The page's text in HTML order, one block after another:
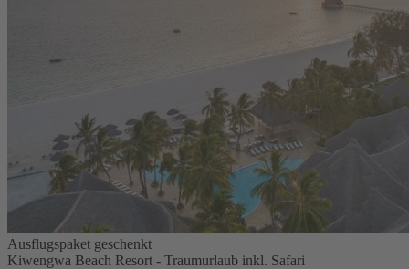
Ausflugspaket geschenkt
Kiwengwa Beach Resort - Traumurlaub inkl. Safari